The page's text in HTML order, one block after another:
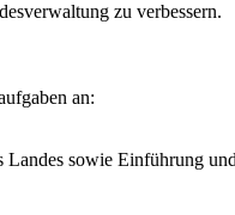
zu verbessern.
an:
sowie Einführung